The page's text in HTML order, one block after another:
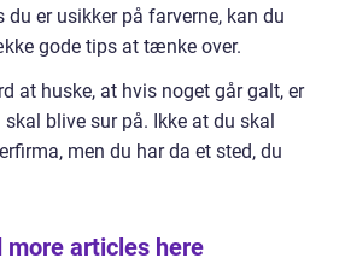
du er usikker på farverne, kan du
gode tips at tænke over.
at huske, at hvis noget går galt, er
blive sur på. Ikke at du skal
men du har da et sted, du
more articles here